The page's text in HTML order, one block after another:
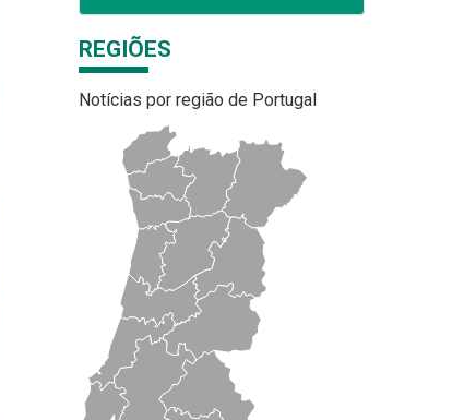
REGIÕES
Notícias por região de Portugal